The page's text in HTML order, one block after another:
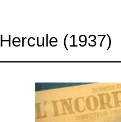
Hercule (1937)